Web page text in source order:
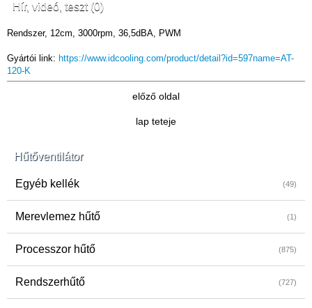
Hűtőventilátor
Egyéb kellék (49)
Merevlemez hűtő (1)
Processzor hűtő (875)
Rendszerhűtő (727)
Hír, videó, teszt (0)
Rendszer, 12cm, 3000rpm, 36,5dBA, PWM
Gyártói link: https://www.idcooling.com/product/detail?id=597name=AT-
120-K
előző oldal
lap teteje